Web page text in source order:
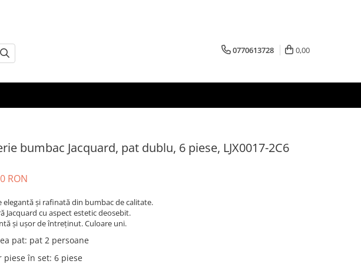
0770613728 0,00
bumbac Jacquard, pat dublu, 6 piese, LJX0017-2C6
RON
elegantă și rafinată din bumbac de calitate.
Jacquard cu aspect estetic deosebit.
și ușor de întreținut. Culoare uni.
pat: pat 2 persoane
piese în set: 6 piese